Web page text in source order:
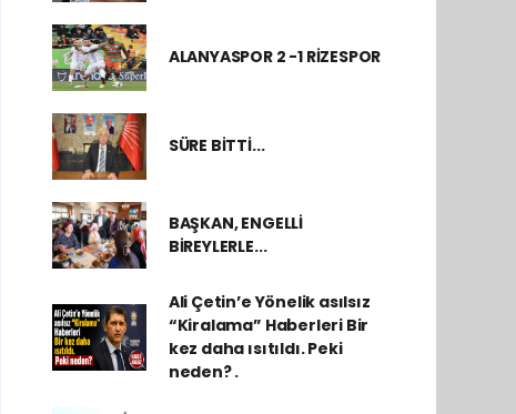
ALANYASPOR 2 -1 RİZESPOR
SÜRE BİTTİ...
BAŞKAN, ENGELLİ
BİREYLERLE...
Ali Çetin’e Yönelik asılsız
“Kiralama” Haberleri Bir
kez daha ısıtıldı. Peki
neden? .